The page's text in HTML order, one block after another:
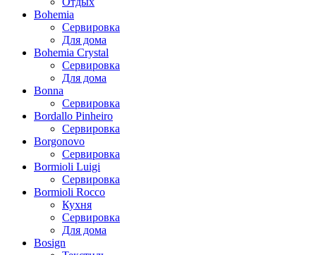
Bohemia
Сервировка
Для дома
Bohemia Crystal
Сервировка
Для дома
Bonna
Сервировка
Bordallo Pinheiro
Сервировка
Borgonovo
Сервировка
Bormioli Luigi
Сервировка
Bormioli Rocco
Кухня
Сервировка
Для дома
Bosign